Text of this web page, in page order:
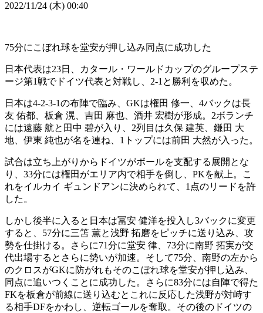
2022/11/24 (木) 00:40
75分にこぼれ球を堂安が押し込み同点に成功した
日本代表は23日、カタール・ワールドカップのグループステ
ージ第1戦でドイツ代表と対戦し、2-1と勝利を収めた。
日本は4-2-3-1の布陣で臨み、GKは権田 修一、4バックは長
友 佑都、板倉 滉、吉田 麻也、酒井 宏樹が形成。2ボランチ
には遠藤 航と田中 碧が入り、2列目は久保 建英、鎌田 大
地、伊東 純也が名を連ね、1トップには前田 大然が入った。
試合は立ち上がりからドイツがボールを支配する展開とな
り、33分には権田がエリア内で相手を倒し、PKを献上。こ
れをイルカイ ギュンドアンに決められて、1点のリードを許
した。
しかし後半に入ると日本は冨安 健洋を投入し3バックに変更
すると、57分に三笘 薫と浅野 拓磨をピッチに送り込み、攻
勢を仕掛ける。さらに71分に堂安 律、73分に南野 拓実が交
代出場するとさらに勢いが加速。そして75分、南野の左から
のクロスがGKに防がれもそのこぼれ球を堂安が押し込み、
同点に追いつくことに成功した。さらに83分には自陣で得た
FKを板倉が前線に送り込むとこれに反応した浅野が対峙す
る相手DFをかわし、逆転ゴールを奪取。その後のドイツの